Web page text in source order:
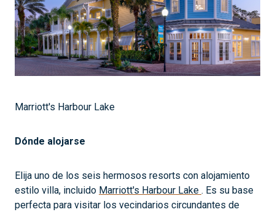
Marriott's Harbour Lake
Dónde alojarse
Elija uno de los seis hermosos resorts con alojamiento
estilo villa, incluido Marriott's Harbour Lake . Es su base
perfecta para visitar los vecindarios circundantes de